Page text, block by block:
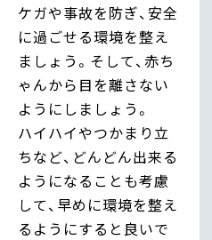
ケガや事故を防ぎ、安全
に過ごせる環境を整え
ましょう。そして、赤ち
ゃんから目を離さない
ようにしましょう。
ハイハイやつかまり立
ちなど、どんどん出来る
ようになることも考慮
して、早めに環境を整え
るようにすると良いで